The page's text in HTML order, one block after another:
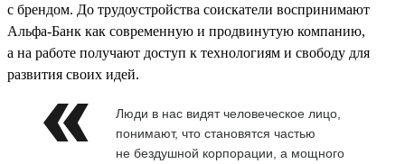
с брендом. До трудоустройства соискатели воспринимают
Альфа-Банк как современную и продвинутую компанию,
а на работе получают доступ к технологиям и свободу для
развития своих идей.
Люди в нас видят человеческое лицо,
понимают, что становятся частью
не бездушной корпорации, а мощного